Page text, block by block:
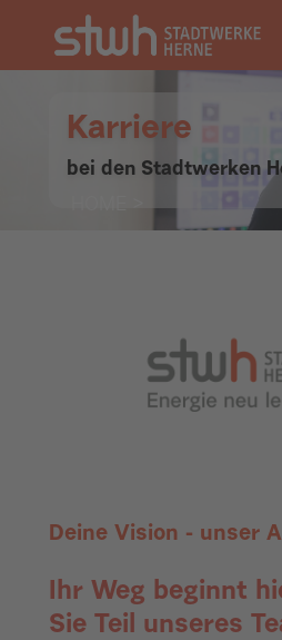
Karriere
bei den Stadtwerken
Deine Vision - unser
Ihr Weg beginnt
Sie Teil unseres